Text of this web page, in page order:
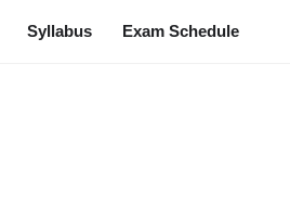
Syllabus Exam Schedule